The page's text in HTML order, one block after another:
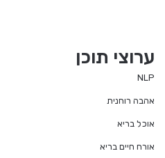
ערוצי תוכן
NLP
אהבה רוחנית
אוכל בריא
אורח חיים בריא